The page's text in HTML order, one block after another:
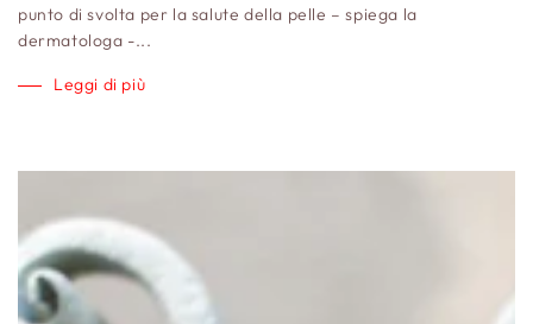
punto di svolta per la salute della pelle – spiega la
dermatologa -...
Leggi di più